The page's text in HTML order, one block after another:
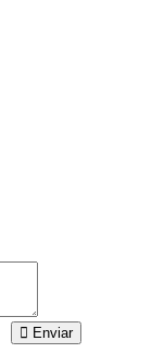
Enviar